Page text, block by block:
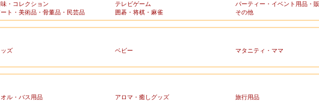
・コレクション テレビゲーム パーティー・イベント用品・
ート・美術品・骨董品・民芸品 囲碁・将棋・麻雀 その他
ッズ ベビー マタニティ・ママ
オル・バス用品 アロマ・癒しグッズ 旅行用品